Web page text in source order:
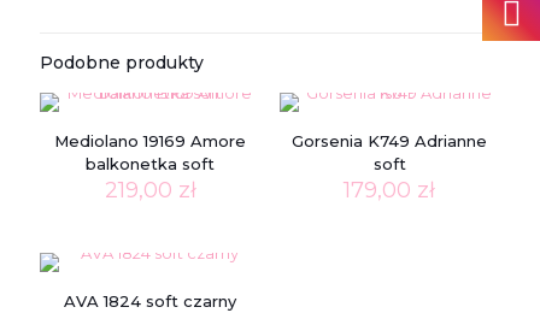
Podobne produkty
Mediolano 19169 Amore
balkonetka soft
219,00 zł
Gorsenia K749 Adrianne
soft
179,00 zł
AVA 1824 soft czarny